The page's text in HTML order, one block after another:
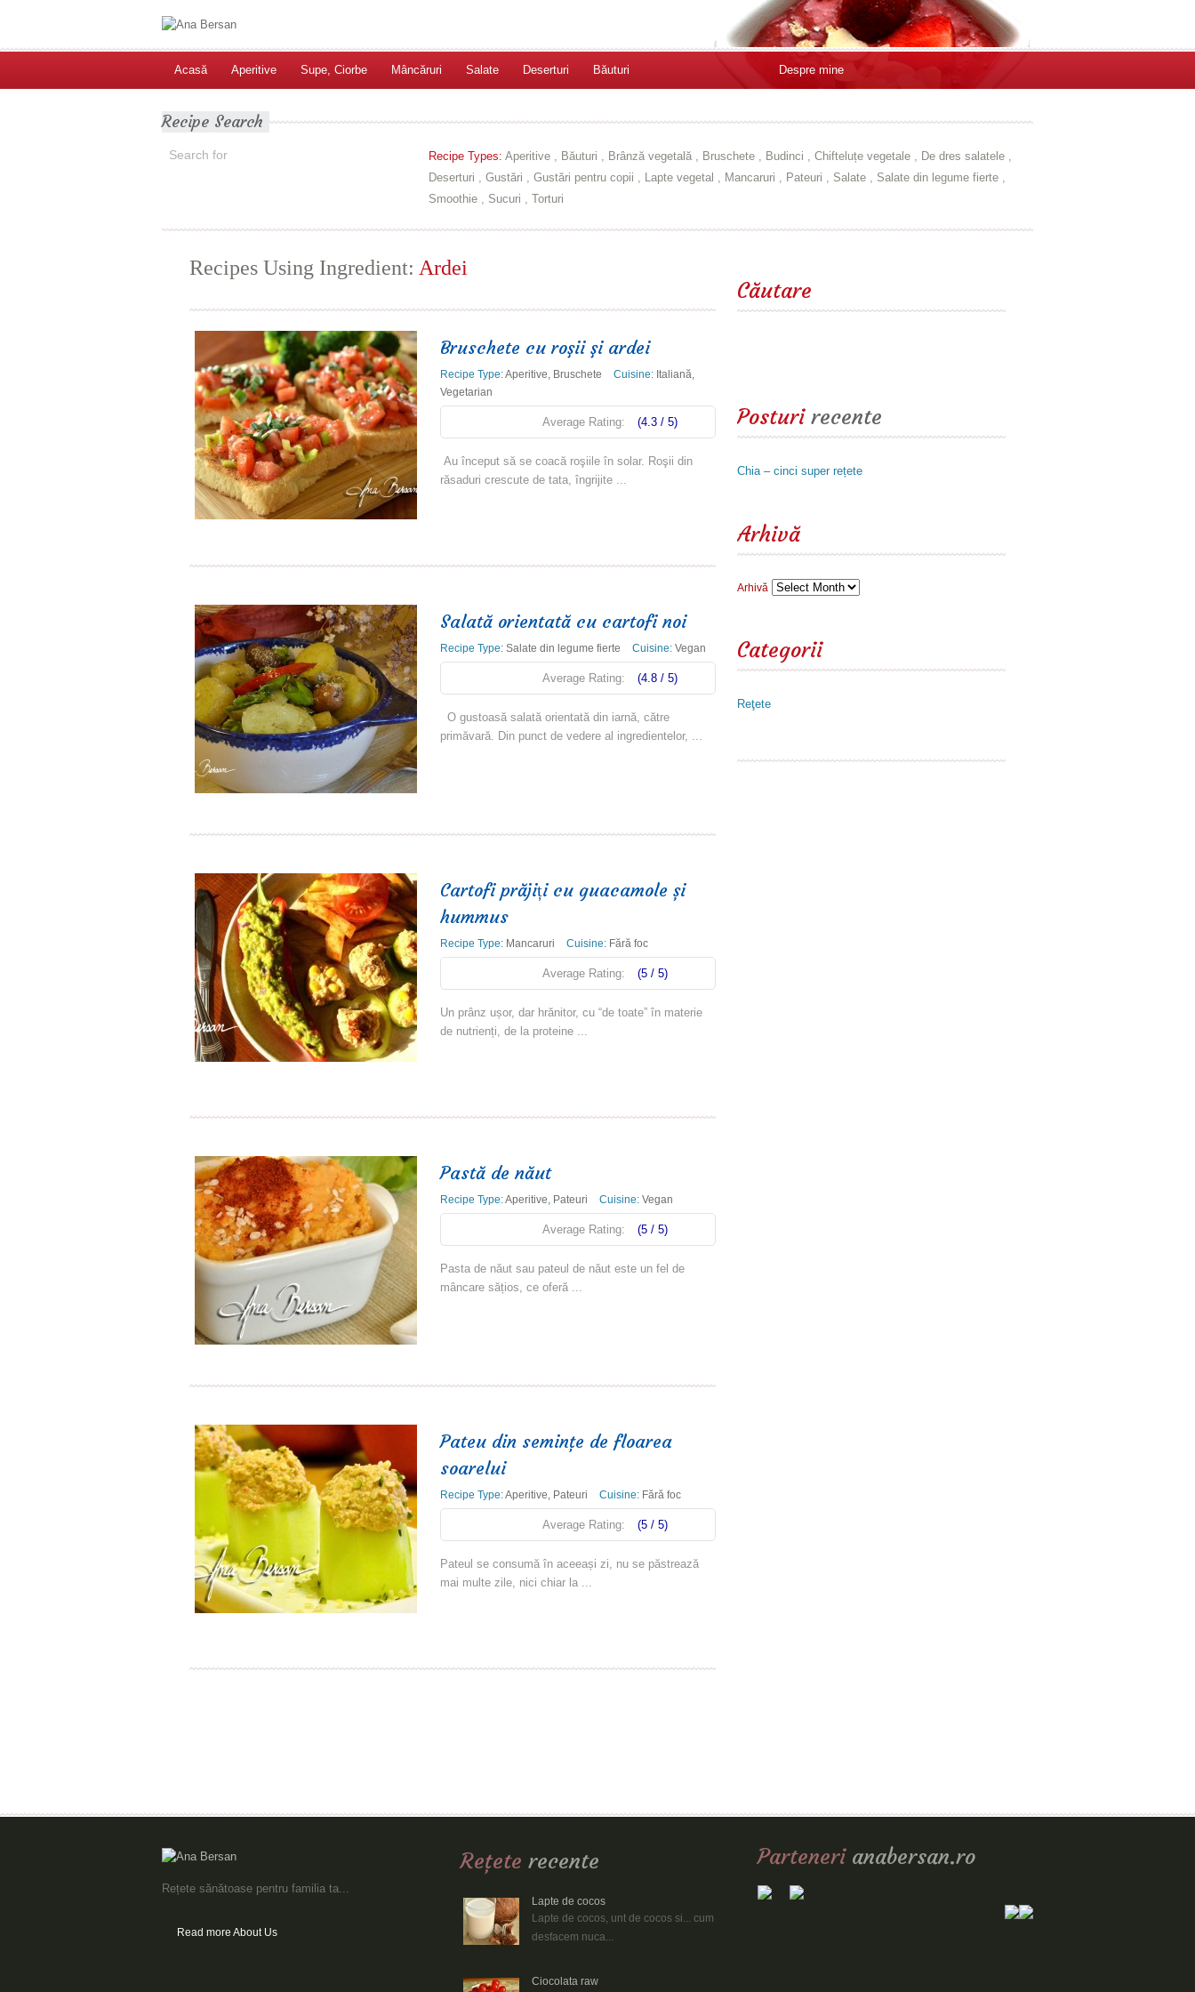
Acasă Aperitive Supe, Ciorbe Mâncăruri Salate Deserturi Băuturi Despre mine
Recipe Search
Recipe Types: Aperitive , Băuturi , Brânză vegetală , Bruschete , Budinci , Chifteluțe vegetale , De dres salatele ,
Deserturi , Gustări , Gustări pentru copii , Lapte vegetal , Mancaruri , Pateuri , Salate , Salate din legume fierte ,
Smoothie , Sucuri , Torturi
Recipes Using Ingredient: Ardei
Bruschete cu roşii şi ardei
Recipe Type:Aperitive, Bruschete Cuisine: Italiană,
Vegetarian
Average Rating: (4.3 / 5)
Au început să se coacă roşiile în solar. Roşii din
răsaduri crescute de tata, îngrijite ...
Salată orientată cu cartofi noi
Recipe Type: Salate din legume fierte Cuisine: Vegan
Average Rating: (4.8 / 5)
O gustoasă salată orientată din iarnă, către
primăvară. Din punct de vedere al ingredientelor, ...
Cartofi prăjiți cu guacamole și
hummus
Recipe Type: Mancaruri Cuisine: Fără foc
Average Rating: (5 / 5)
Un prânz ușor, dar hrănitor, cu “de toate” în materie
de nutrienți, de la proteine ...
Pastă de năut
Recipe Type:Aperitive, Pateuri Cuisine: Vegan
Average Rating: (5 / 5)
Pasta de năut sau pateul de năut este un fel de
mâncare sățios, ce oferă ...
Pateu din seminţe de floarea
soarelui
Recipe Type:Aperitive, Pateuri Cuisine: Fără foc
Average Rating: (5 / 5)
Pateul se consumă în aceeași zi, nu se păstrează
mai multe zile, nici chiar la ...
Căutare
Posturirecente
Chia – cinci super rețete
Arhivă
Arhivă
Categorii
Reţete
Rețete sănătoase pentru familia ta...
Read more About Us
Reţete recente
Lapte de cocos
Lapte de cocos, unt de cocos si... cum
desfacem nuca...
Ciocolata raw
Partenerianabersan.ro